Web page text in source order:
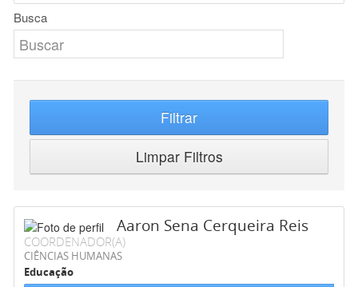
Busca
Filtrar
Limpar Filtros
Aaron Sena Cerqueira Reis
COORDENADOR(A)
CIÊNCIAS HUMANAS
Educação